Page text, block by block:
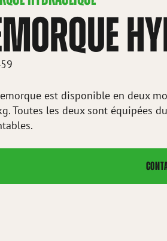
est disponible en deux
Toutes les deux sont équipées